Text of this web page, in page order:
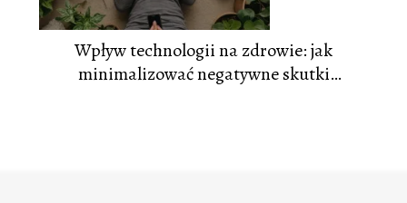
Wpływ technologii na zdrowie: jak
minimalizować negatywne skutki